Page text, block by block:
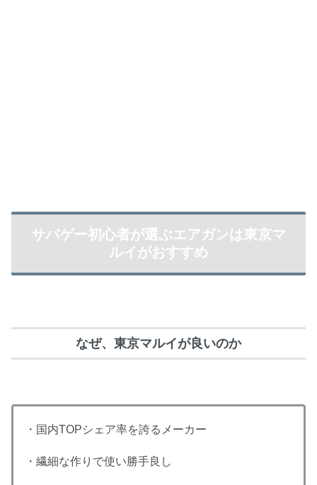
サバゲー初心者が選ぶエアガンは東京マ
ルイがおすすめ
なぜ、東京マルイが良いのか
・国内TOPシェア率を誇るメーカー
・繊細な作りで使い勝手良し